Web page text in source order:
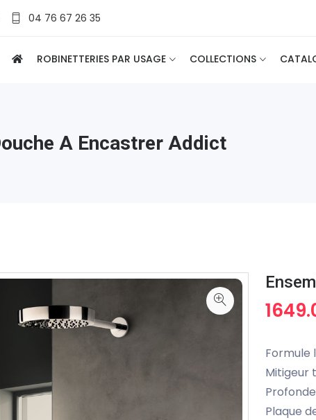
04 76 67 26 35
ROBINETTERIES PAR USAGE COLLECTIONS
A Encastrer Addict
Formule
Mitigeur
Plaque